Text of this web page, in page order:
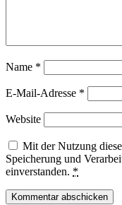
Name *
E-Mail-Adresse *
Website
Mit der Nutzung
Speicherung und
einverstanden. *